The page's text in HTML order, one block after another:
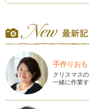
い本はすべてネットで
読み聞かせのはじめ時
皆さんはいつからお子
または、いつから読み
1歳児さんあるあるが詰
週末は仕事がないとよ
書が大好きに育ってく
手作りお
クリスマス
一緒に作業